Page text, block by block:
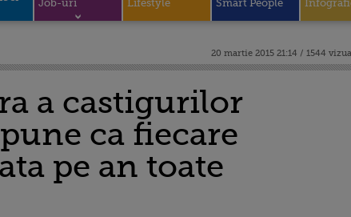
Job-uri Lifestyle Smart People
20 martie 2015 21:14 / 1544
a castigurilor
ca fiecare
pe an toate